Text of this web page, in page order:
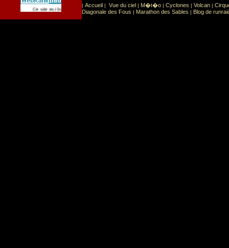
Ce site est list� dans la cat�gorie Sport: Sports extr�mes
| Accueil | Vue du ciel | M�t�o | Cyclones | Volcan |
Diagonale des Fous | Marathon des Sables | Blog de